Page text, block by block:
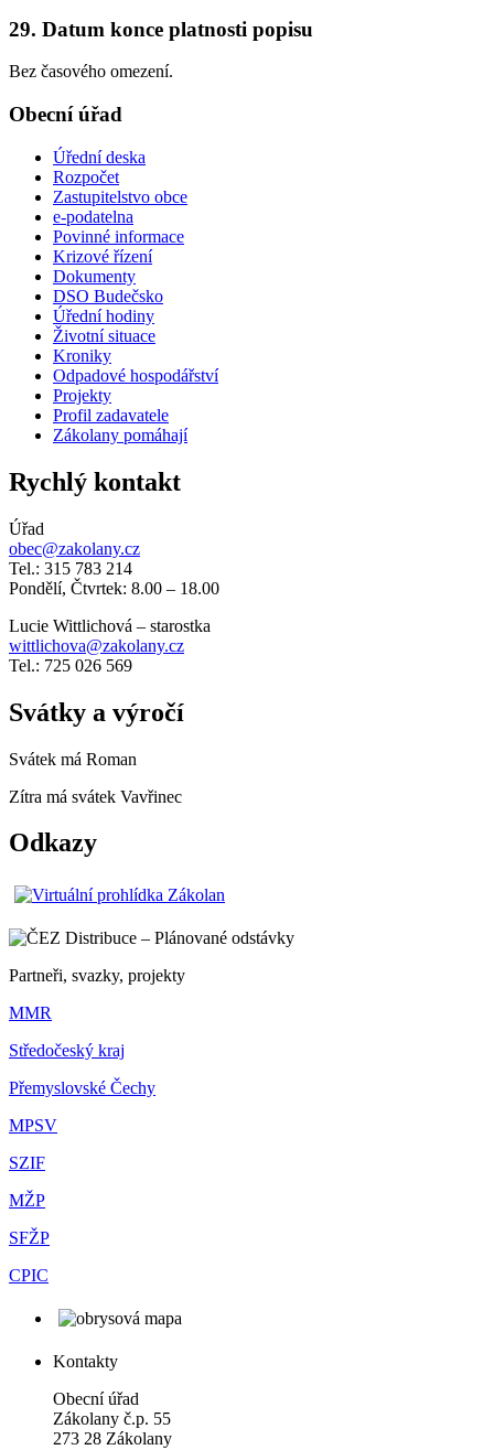
29. Datum konce platnosti popisu
Bez časového omezení.
Obecní úřad
Úřední deska
Rozpočet
Zastupitelstvo obce
e-podatelna
Povinné informace
Krizové řízení
Dokumenty
DSO Budečsko
Úřední hodiny
Životní situace
Kroniky
Odpadové hospodářství
Projekty
Profil zadavatele
Zákolany pomáhají
Rychlý kontakt
Úřad
obec@zakolany.cz
Tel.: 315 783 214
Pondělí, Čtvrtek: 8.00 – 18.00
Lucie Wittlichová – starostka
wittlichova@zakolany.cz
Tel.: 725 026 569
Svátky a výročí
Svátek má Roman
Zítra má svátek Vavřinec
Odkazy
Partneři, svazky, projekty
MMR
Středočeský kraj
Přemyslovské Čechy
MPSV
SZIF
MŽP
SFŽP
CPIC
Kontakty
Obecní úřad
Zákolany č.p. 55
273 28 Zákolany